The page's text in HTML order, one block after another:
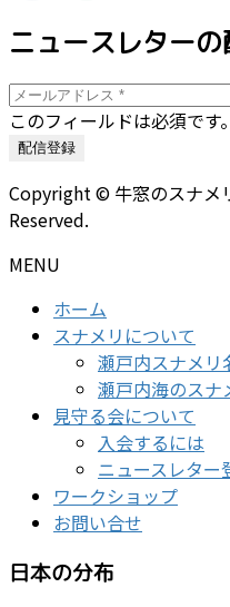
ニュースレター
このフィールドは必須です。
Copyright © 牛窓のスナメ
Reserved.
MENU
ホーム
スナメリについて
瀬戸内スナメリ
瀬戸内海のスナ
見守る会について
入会するには
ニュースレター
ワークショップ
お問い合せ
日本の分布